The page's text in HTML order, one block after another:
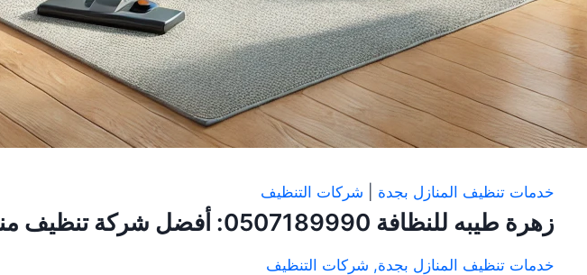
خدمات تنظيف المنازل بجدة شركات التنظيف
زهرة طيبه للنظافة 0507189990: أفضل شركة تنظيف منازل بجدة
خدمات تنظيف المنازل بجدة, شركات التنظيف